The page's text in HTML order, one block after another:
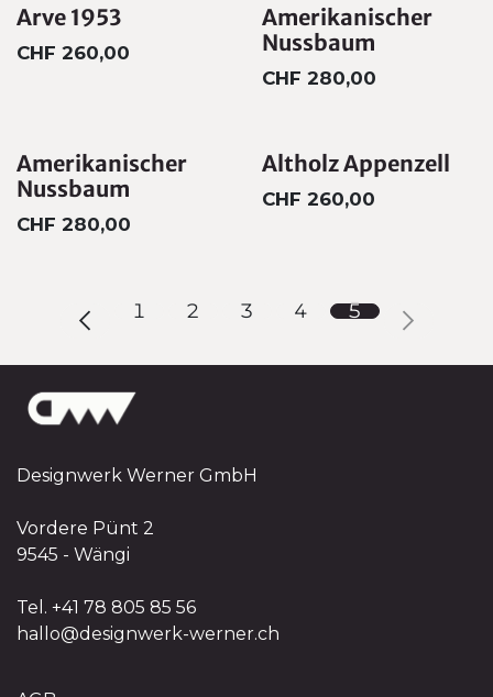
Arve 1953
CHF 260,00
Amerikanischer
Nussbaum
CHF 280,00
Amerikanischer
Nussbaum
CHF 280,00
Altholz Appenzell
CHF 260,00
1 2 3 4 5
Designwerk Werner GmbH
Vordere Pünt 2
9545 - Wängi
Tel. +41 78 805 85 56
hallo@designwerk-werner.ch